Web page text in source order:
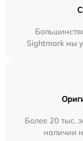
Sightmark мы
Более 20 тыс.
наличии